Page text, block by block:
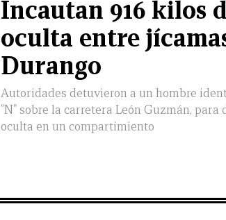
Incautan 916 kilos
oculta entre
Durango
Autoridades detuvieron a un hombre
"N" sobre la carretera León Guzmán, para
oculta en un compartimiento